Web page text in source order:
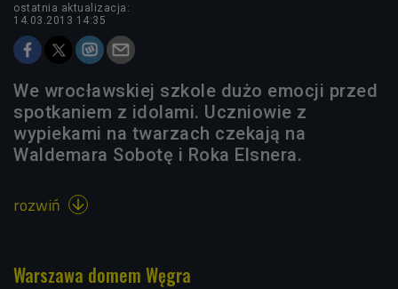
ostatnia aktualizacja:
14.03.2013 14:35
We wrocławskiej szkole dużo emocji przed
spotkaniem z idolami. Uczniowie z
wypiekami na twarzach czekają na
Waldemara Sobotę i Roka Elsnera.
rozwiń 
Warszawa domem Węgra